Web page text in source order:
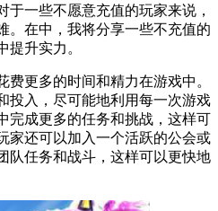
于一些不愿意充值的玩家来说，
。在中，我将分享一些不充值的
提升实力。
更多的时间和精力在游戏中。
投入，尽可能地利用每一次游戏
完成更多的任务和挑战，这样可
家还可以加入一个活跃的公会或
队任务和战斗，这样可以更快地